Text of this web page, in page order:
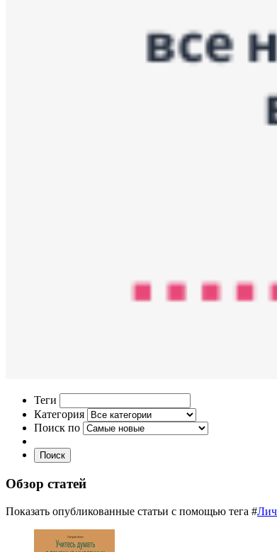
Теги
Категория
Поиск по
Поиск
Обзор статей
Показать опубликованные статьи с помощью тега #